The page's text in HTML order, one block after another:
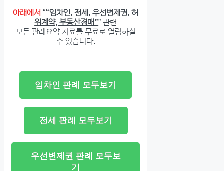
아래에서 ““임차인, 전세, 우선변제권, 허
위계약, 부동산경매”” 관련
모든 판례요약 자료를 무료로 열람하실
수 있습니다.
임차인 판례 모두보기
전세 판례 모두보기
우선변제권 판례 모두보
기